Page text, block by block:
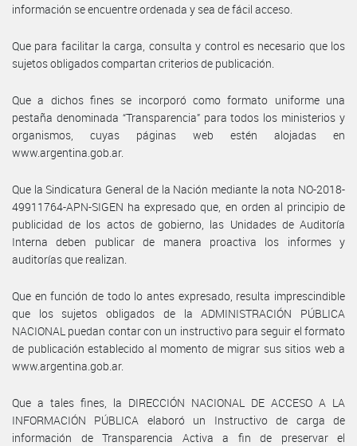
información se encuentre ordenada y sea de fácil acceso.
Que para facilitar la carga, consulta y control es necesario que los
sujetos obligados compartan criterios de publicación.
Que a dichos fines se incorporó como formato uniforme una
pestaña denominada “Transparencia” para todos los ministerios y
organismos, cuyas páginas web estén alojadas en
www.argentina.gob.ar.
Que la Sindicatura General de la Nación mediante la nota NO-2018-
49911764-APN-SIGEN ha expresado que, en orden al principio de
publicidad de los actos de gobierno, las Unidades de Auditoría
Interna deben publicar de manera proactiva los informes y
auditorías que realizan.
Que en función de todo lo antes expresado, resulta imprescindible
que los sujetos obligados de la ADMINISTRACIÓN PÚBLICA
NACIONAL puedan contar con un instructivo para seguir el formato
de publicación establecido al momento de migrar sus sitios web a
www.argentina.gob.ar.
Que a tales fines, la DIRECCIÓN NACIONAL DE ACCESO A LA
INFORMACIÓN PÚBLICA elaboró un Instructivo de carga de
información de Transparencia Activa a fin de preservar el